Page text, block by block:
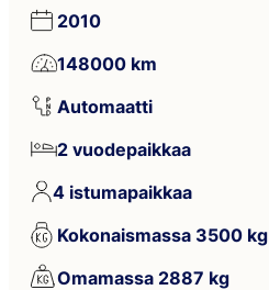
2010
148000 km
Automaatti
2 vuodepaikkaa
4 istumapaikkaa
Kokonaismassa 3500 kg
Omamassa 2887 kg